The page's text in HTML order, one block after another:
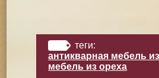
теги:
антикварная мебель
мебель из ореха